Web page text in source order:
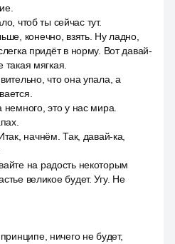
чтоб ты сейчас тут.
конечно, взять. Ну ладно,
придёт в норму. Вот давай-
мягкая.
что она упала, а
это у нас мира.
начнём. Так, давай-ка,
на радость некоторым
великое будет. Угу. Не
ничего не будет,